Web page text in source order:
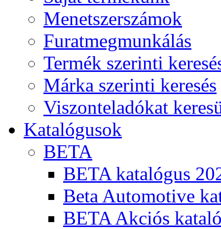
Menetszerszámok
Furatmegmunkálás
Termék szerinti
Márka szerinti keresés
Viszonteladókat
Katalógusok
BETA
BETA katalógus
Beta Automotive
BETA Akciós